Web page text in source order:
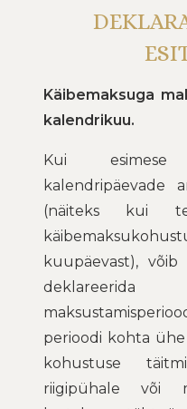
Käibemaksuga
kalendrikuu.
Kui esimese
kalendripäevade
(näiteks kui
kuupäevast), võib
perioodi kohta ühe
kohustuse
riigipühale või